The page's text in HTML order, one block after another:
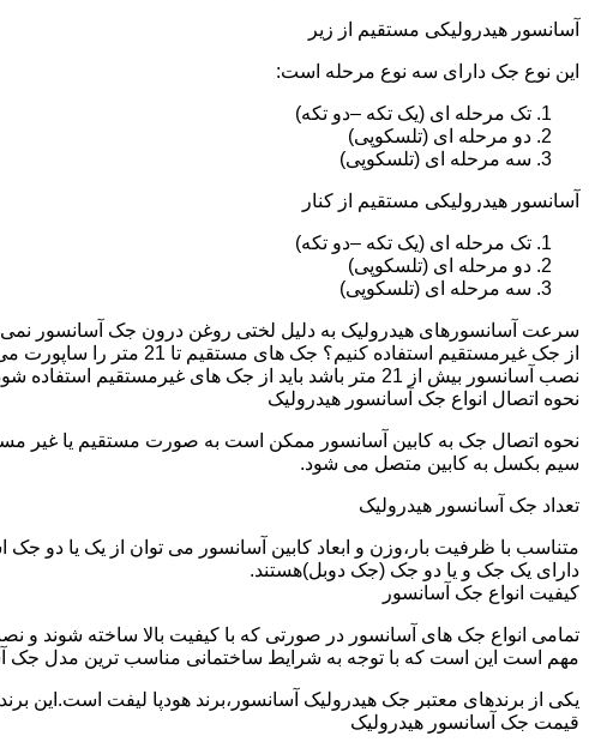
آسانسور هیدرولیکی مستقیم از زیر
این نوع جک دارای سه نوع مرحله است:
تک مرحله ای (یک تکه –دو تکه)
دو مرحله ای (تلسکوپی)
سه مرحله ای (تلسکوپی)
آسانسور هیدرولیکی مستقیم از کنار
تک مرحله ای (یک تکه –دو تکه)
دو مرحله ای (تلسکوپی)
سه مرحله ای (تلسکوپی)
سرعت آسانسورهای هیدرولیک به دلیل لختی روغن درون جک آسانسور نمی
نصب آسانسور بیش از 21 متر باشد باید از جک های غیرمستقیم استفاده شود.
نحوه اتصال انواع جک آسانسور هیدرولیک
نحوه اتصال جک به کابین آسانسور ممکن است به صورت مستقیم یا غیر
سیم بکسل به کابین متصل می شود.
تعداد جک آسانسور هیدرولیک
متناسب با ظرفیت بار،وزن و ابعاد کابین آسانسور می توان از یک یا دو
دارای یک جک و یا دو جک (جک دوبل)هستند.
کیفیت انواع جک آسانسور
تمامی انواع جک های آسانسور در صورتی که با کیفیت بالا ساخته شوند و
مهم است این است که با توجه به شرایط ساختمانی مناسب ترین مدل جک
یکی از برندهای معتبر جک هیدرولیک آسانسور،برند هودپا لیفت است.این
قیمت جک آسانسور هیدرولیک